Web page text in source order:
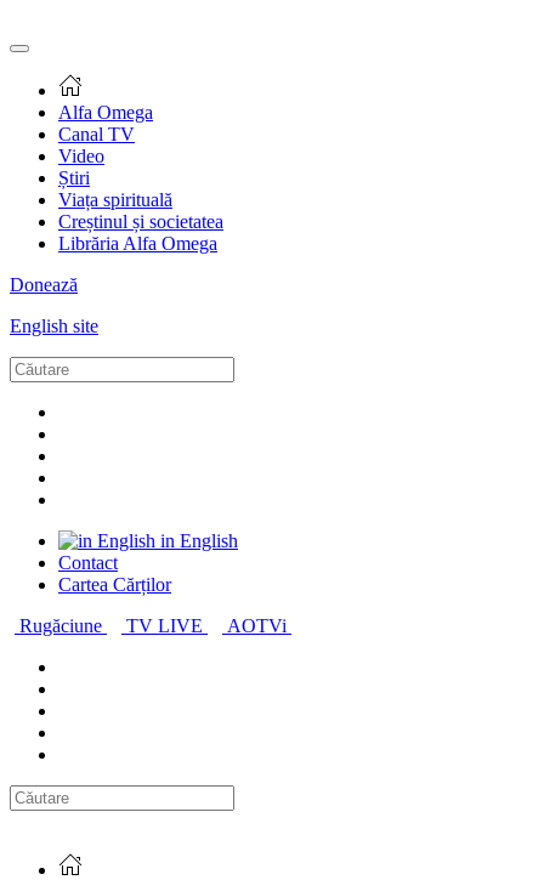
Alfa Omega
Canal TV
Video
Știri
Viața spirituală
Creștinul și societatea
Librăria Alfa Omega
Donează
English site
in English
Contact
Cartea Cărților
Rugăciune
TV LIVE AOTVi